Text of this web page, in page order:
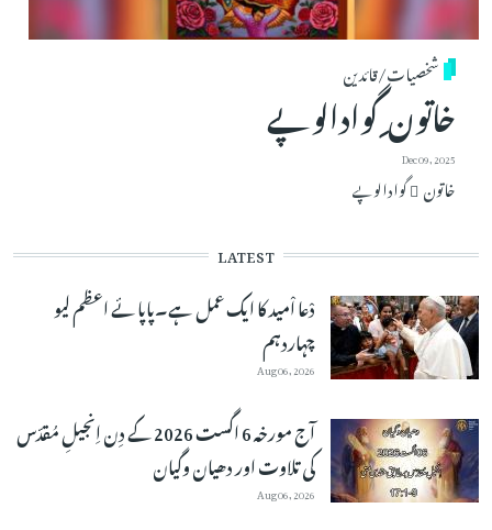
شخصیات/قائدین
خاتون ِ گوادالوپے
Dec 09, 2025
خاتون ِ گوادالوپے
LATEST
دْعا اْمید کا ایک عمل ہے۔پاپائے اعظم لیو
چہاردہم
Aug 06, 2026
آج مورخہ 6 اگست 2026 کے دِن اِنجیلِ مُقدّس
کی تلاوت اور دھیان وگیان
Aug 06, 2026